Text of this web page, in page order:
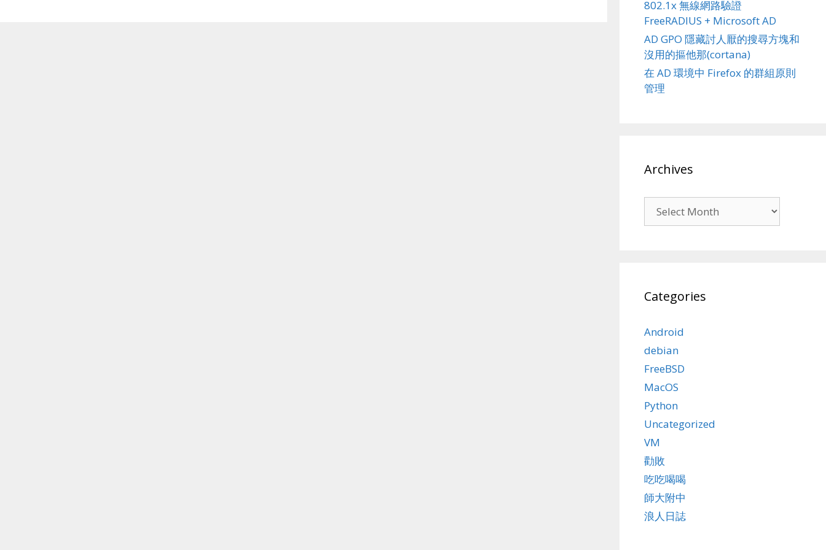
802.1x 無線網路驗證
FreeRADIUS + Microsoft AD
AD GPO 隱藏討人厭的搜尋方塊和
沒用的摳他那(cortana)
在 AD 環境中 Firefox 的群組原則
管理
Archives
Categories
Android
debian
FreeBSD
MacOS
Python
Uncategorized
VM
勸敗
吃吃喝喝
師大附中
浪人日誌